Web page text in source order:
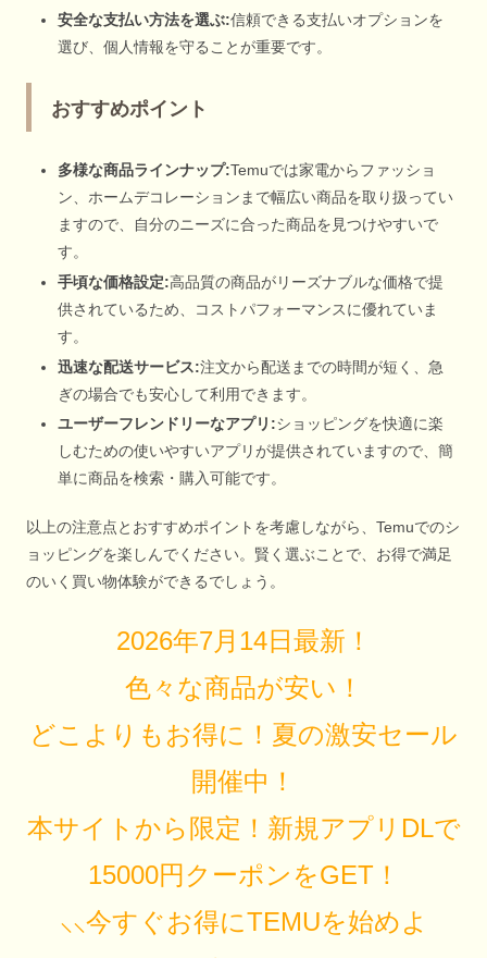
安全な支払い方法を選ぶ:信頼できる支払いオプションを
選び、個人情報を守ることが重要です。
おすすめポイント
多様な商品ラインナップ:Temuでは家電からファッショ
ン、ホームデコレーションまで幅広い商品を取り扱ってい
ますので、自分のニーズに合った商品を見つけやすいで
す。
手頃な価格設定:高品質の商品がリーズナブルな価格で提
供されているため、コストパフォーマンスに優れていま
す。
迅速な配送サービス:注文から配送までの時間が短く、急
ぎの場合でも安心して利用できます。
ユーザーフレンドリーなアプリ:ショッピングを快適に楽
しむための使いやすいアプリが提供されていますので、簡
単に商品を検索・購入可能です。
以上の注意点とおすすめポイントを考慮しながら、Temuでのシ
ョッピングを楽しんでください。賢く選ぶことで、お得で満足
のいく買い物体験ができるでしょう。
2026年7月14日最新！
色々な商品が安い！
どこよりもお得に！夏の激安セール
開催中！
本サイトから限定！新規アプリDLで
15000円クーポンをGET！
⸜⸜今すぐお得にTEMUを始めよ